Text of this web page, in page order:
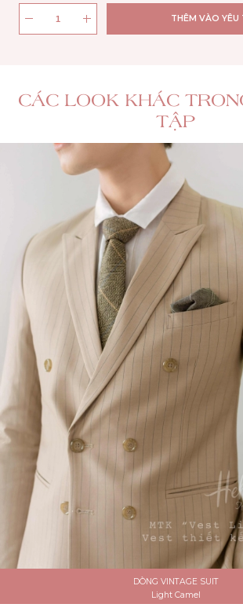
THÊM VÀO YÊU
CÁC LOOK KHÁC
TẬP
DÒNG VINTAGE SUIT
Light Camel